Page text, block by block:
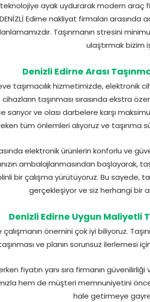
teknolojiye ayak uydurarak modern
Edirne nakliyat firmaları arasında
Taşınmanın stresini
ulaştırmak bizim
Denizli Edirne Arası
taşımacılık hizmetimizde, elektronik
cihazların taşınması sırasında ekstra
sarıyor ve olası darbelere karşı
tüm önlemleri alıyoruz ve taşınma
elektronik ürünlerin konforlu ve
ambalajlanmasından
bir çalışma yürütüyoruz. Bu sayede,
gerçekleşiyor ve siz herhangi bir
Denizli Edirne Uygun Maliyetli
önemini çok iyi biliyoruz.
ve planın sorunsuz ilerlemesi
fiyatın yanı sıra firmanın
hem de müşteri memnuniyetini
hale getirmeye